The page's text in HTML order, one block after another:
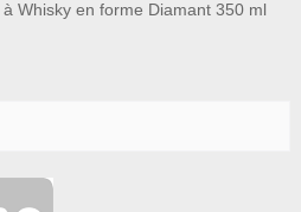
Whisky en forme Diamant 350 ml